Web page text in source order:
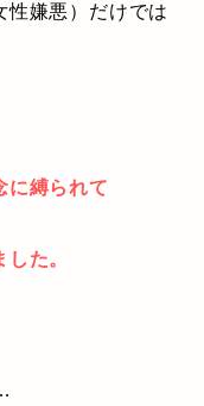
性嫌悪）だけでは
に縛られて
た。